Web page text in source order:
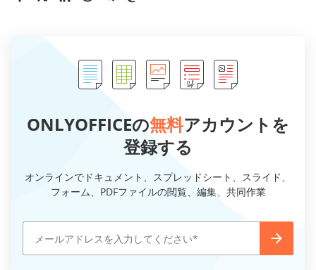
ONLYOFFICEの無料アカウントを
登録する
オンラインでドキュメント、スプレッドシート、スライド、
フォーム、PDFファイルの閲覧、編集、共同作業